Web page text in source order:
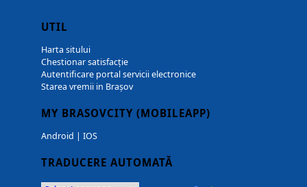
UTIL
Harta sitului
Chestionar satisfacție
Autentificare portal servicii electronice
Starea vremii in Brașov
MY BRASOVCITY (MOBILEAPP)
Android | IOS
TRADUCERE AUTOMATĂ